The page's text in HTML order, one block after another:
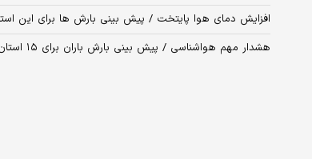
افزایش دمای هوا پایتخت / پیش بینی بارش ها برای این
هشدار مهم هواشناسی / پیش بینی بارش باران برای ۱۵ استان کشور